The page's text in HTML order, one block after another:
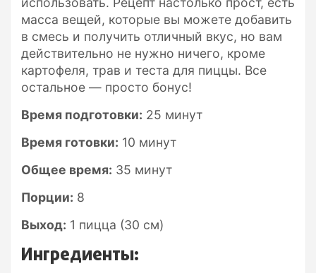
масса вещей, которые вы можете добавить
в смесь и получить отличный вкус, но вам
действительно не нужно ничего, кроме
картофеля, трав и теста для пиццы. Все
остальное — просто бонус!
Время подготовки: 25 минут
Время готовки: 10 минут
Общее время: 35 минут
Порции: 8
Выход: 1 пицца (30 см)
Ингредиенты: